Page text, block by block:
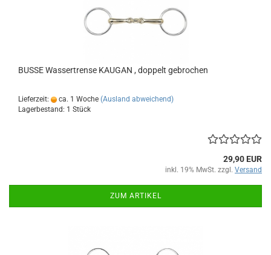
BUSSE Wassertrense KAUGAN , doppelt gebrochen
Lieferzeit: ca. 1 Woche (Ausland abweichend)
Lagerbestand: 1 Stück
29,90 EUR
inkl. 19% MwSt. zzgl. Versand
ZUM ARTIKEL